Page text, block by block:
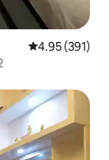
औसत रेटिंग 5 में से
4.95 (391)